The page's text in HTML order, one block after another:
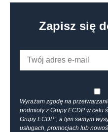
Zapisz się
Wyrażam zgodę na
podmioty z Grupy ECDP w celu
Grupy ECDP”, a tym samym
usługach, promocjach lub